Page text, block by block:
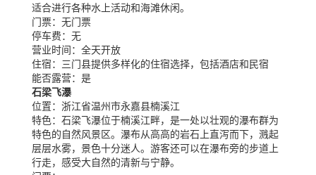
适合进行各种水上活动和海滩休闲。
门票： 无门票
停车费： 无
营业时间： 全天开放
住宿： 三门县提供多样化的住宿选择，包括酒店和民宿
能否露营： 是
石梁飞瀑
位置： 浙江省温州市永嘉县楠溪江
特色： 石梁飞瀑位于楠溪江畔，是一处以壮观的瀑布群为
特色的自然风景区。瀑布从高高的岩石上直泻而下，溅起
层层水雾，景色十分迷人。游客还可以在瀑布旁的步道上
行走，感受大自然的清新与宁静。